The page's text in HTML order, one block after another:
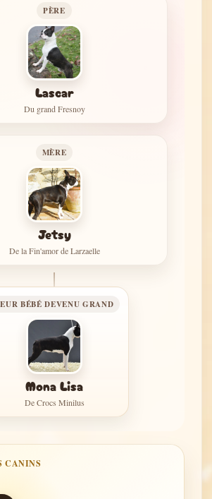
PÈRE
Lascar
Du grand Fresnoy
MÈRE
Jetsy
De la Fin'amor de Larzaelle
BÉBÉ DEVENU GRAND
Mona Lisa
De Crocs Minilus
CANINS